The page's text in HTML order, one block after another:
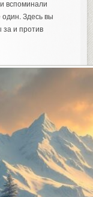
вспоминали
Здесь вы
и против